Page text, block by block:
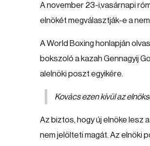
A november 23-i,vasárnapi
elnökét megválasztják-e a
A World Boxing honlapján
bokszoló a kazah Gennagyij
alelnöki poszt egyikére.
Kovács ezen kívül az
Az biztos, hogy új elnöke lesz
nem jelölteti magát. Az elnöki